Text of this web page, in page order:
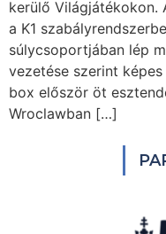
kerülő Világjátékokon.
a K1
súlycsoportjában lép
vezetése szerint
box először öt
Wroclawban […]